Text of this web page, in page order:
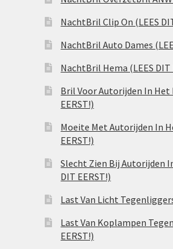
NachtBril Clip On (LEES
NachtBril Auto Dames
NachtBril Hema (LEES DIT
Bril Voor Autorijden In Het
EERST!)
Moeite Met Autorijden In
EERST!)
Slecht Zien Bij Autorijden
DIT EERST!)
Last Van Licht
Last Van Koplampen
EERST!)